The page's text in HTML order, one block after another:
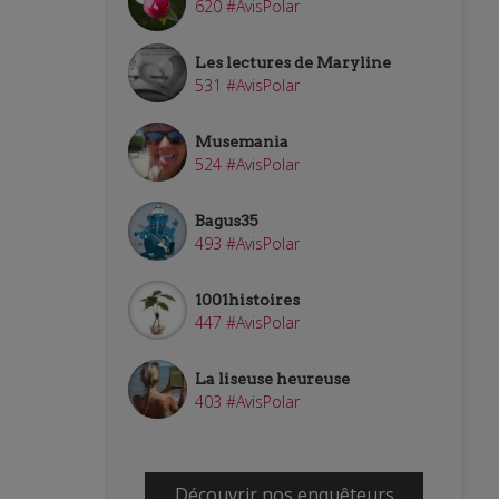
620 #AvisPolar
Les lectures de Maryline
531 #AvisPolar
Musemania
524 #AvisPolar
Bagus35
493 #AvisPolar
1001histoires
447 #AvisPolar
La liseuse heureuse
403 #AvisPolar